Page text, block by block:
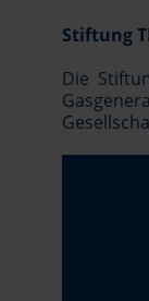
Stiftung
Die